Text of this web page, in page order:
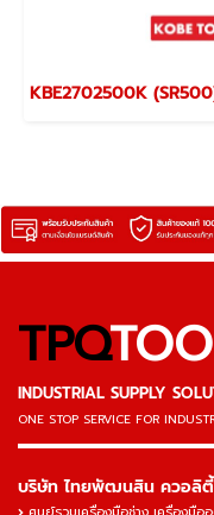
TPQ
INDUSTRIAL SUPPLY
ONE STOP SERVICE FOR
บริษัท ไทยพัฒนสิน ควอลิ